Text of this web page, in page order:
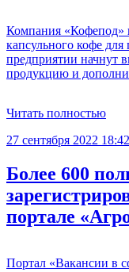
Компания «Кофепод»
капсульного кофе
предприятии начнут
продукцию и
Читать полностью
27 сентября 2022 18:42
Более 600
портале
Портал «Вакансии в